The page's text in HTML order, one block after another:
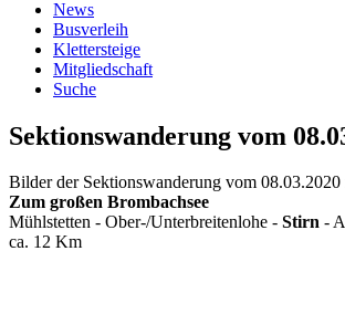
News
Busverleih
Klettersteige
Mitgliedschaft
Suche
Sektionswanderung vom
Bilder der Sektionswanderung vom
Zum großen Brombachsee
Mühlstetten - Ober-/Unterbreitenlohe - Stirn -
ca. 12 Km